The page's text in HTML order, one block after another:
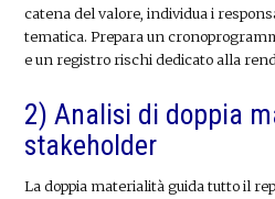
catena del valore, individua i
tematica. Prepara un
e un registro rischi dedicato alla
2) Analisi di doppia
stakeholder
La doppia materialità guida tutto il